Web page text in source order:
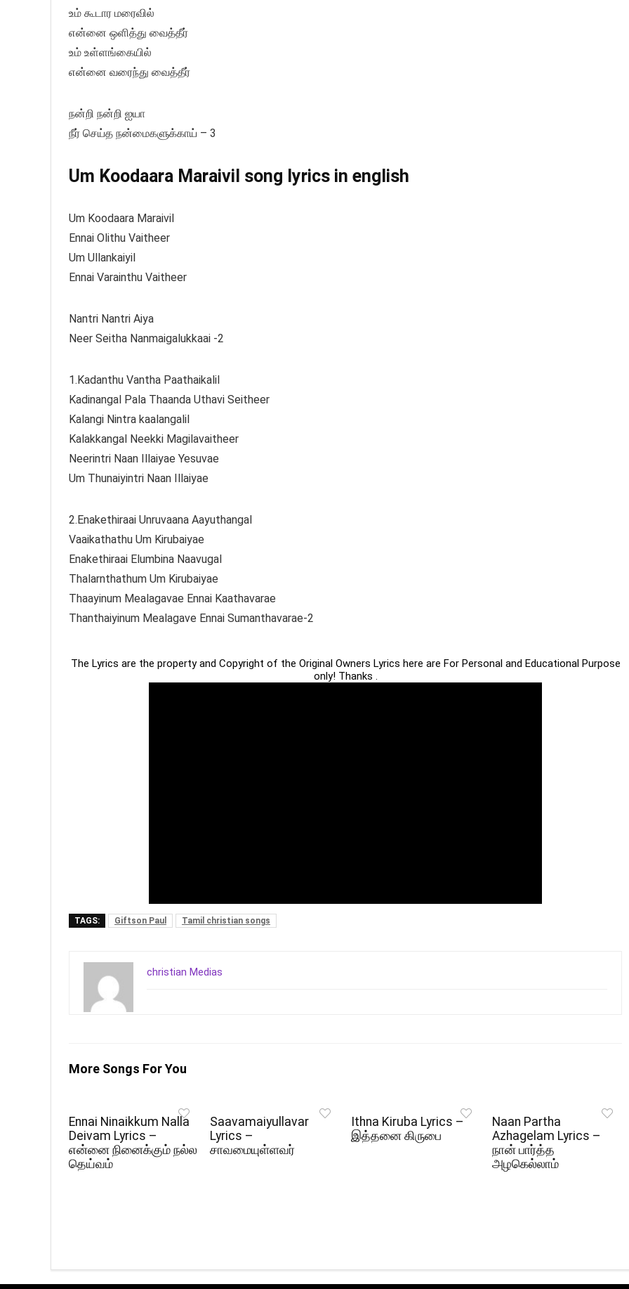
உம் கூடார மரைவில்
என்னை ஒளித்து வைத்தீர்
உம் உள்ளங்கையில்
என்னை வரைந்து வைத்தீர்
நன்றி நன்றி ஐயா
நீர் செய்த நன்மைகளுக்காய் – 3
Um Koodaara Maraivil song lyrics in english
Um Koodaara Maraivil
Ennai Olithu Vaitheer
Um Ullankaiyil
Ennai Varainthu Vaitheer
Nantri Nantri Aiya
Neer Seitha Nanmaigalukkaai -2
1.Kadanthu Vantha Paathaikalil
Kadinangal Pala Thaanda Uthavi Seitheer
Kalangi Nintra kaalangalil
Kalakkangal Neekki Magilavaitheer
Neerintri Naan Illaiyae Yesuvae
Um Thunaiyintri Naan Illaiyae
2.Enakethiraai Unruvaana Aayuthangal
Vaaikathathu Um Kirubaiyae
Enakethiraai Elumbina Naavugal
Thalarnthathum Um Kirubaiyae
Thaayinum Mealagavae Ennai Kaathavarae
Thanthaiyinum Mealagave Ennai Sumanthavarae-2
The Lyrics are the property and Copyright of the Original Owners Lyrics here are For Personal and Educational Purpose
only! Thanks .
TAGS: Giftson Paul Tamil christian songs
christian Medias
More Songs For You
Ennai Ninaikkum Nalla
Deivam Lyrics –
என்னை நினைக்கும் நல்ல
தெய்வம்
Saavamaiyullavar
Lyrics –
சாவமையுள்ளவர்
Ithna Kiruba Lyrics –
இத்தனை கிருபை
Naan Partha
Azhagelam Lyrics –
நான் பார்த்த
அழகெல்லாம்